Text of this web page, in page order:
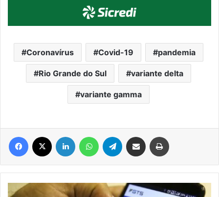
Coronavírus Covid-19 pandemia
Rio Grande do Sul variante delta
variante gamma
Facebook Linkedin WhatsAppTelegram Compartilhar via e-mail
FGTS